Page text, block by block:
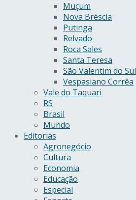
Muçum
Nova Bréscia
Putinga
Relvado
Roca Sales
Santa Teresa
São Valentim do Sul
Vespasiano Corrêa
Vale do Taquari
RS
Brasil
Mundo
Editorias
Agronegócio
Cultura
Economia
Educação
Especial